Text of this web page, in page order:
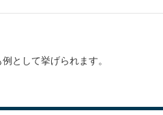
として挙げられます。